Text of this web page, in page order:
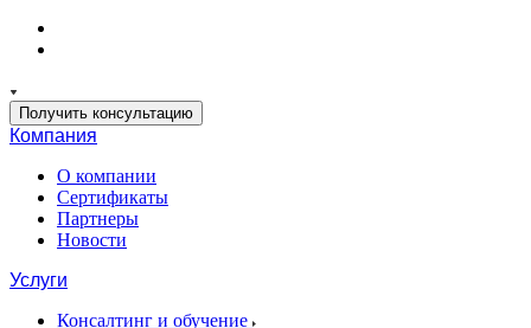
Получить консультацию
Компания
О компании
Сертификаты
Партнеры
Новости
Услуги
Консалтинг и обучение